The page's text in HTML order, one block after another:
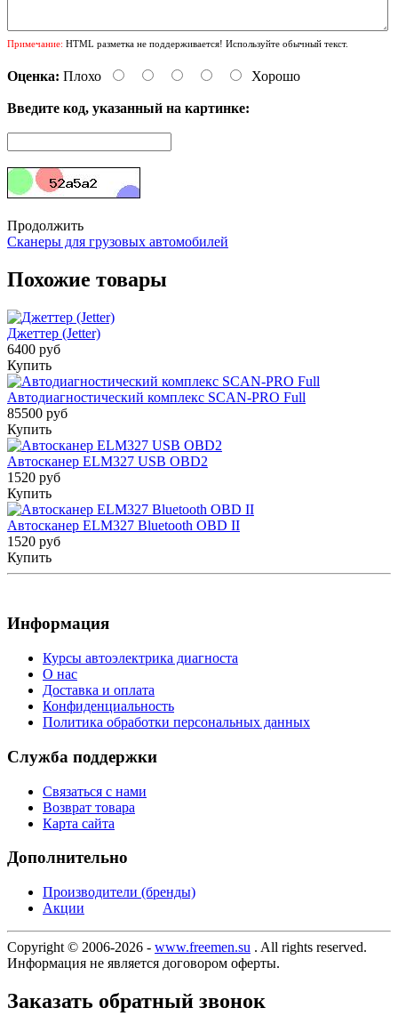
Примечание: HTML разметка не поддерживается! Используйте обычный текст.
Оценка: Плохо Хорошо
Введите код, указанный на картинке:
Продолжить
Сканеры для грузовых автомобилей
Похожие товары
Джеттер (Jetter)
6400 руб
Купить
Автодиагностический комплекс SCAN-PRO Full
85500 руб
Купить
Автосканер ELM327 USB OBD2
1520 руб
Купить
Автосканер ELM327 Bluetooth OBD II
1520 руб
Купить
Информация
Курсы автоэлектрика диагноста
О нас
Доставка и оплата
Конфиденциальность
Политика обработки персональных данных
Служба поддержки
Связаться с нами
Возврат товара
Карта сайта
Дополнительно
Производители (бренды)
Акции
Copyright © 2006-2026 - www.freemen.su . All rights reserved.
Информация не является договором оферты.
Заказать обратный звонок